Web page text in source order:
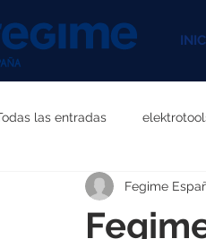
las entradas
elektrotools-P111000
Fegime